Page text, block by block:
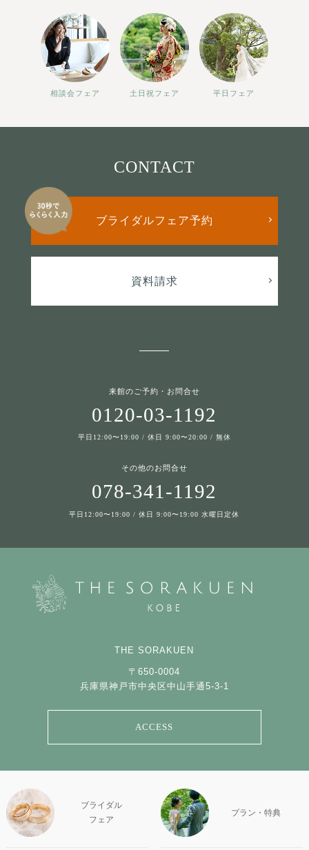
相談会フェア 土日祝フェア 平日フェア
CONTACT
ブライダルフェア予約
資料請求
来館のご予約・お問合せ
0120-03-1192
平日12:00〜19:00 / 休日 9:00〜20:00 / 無休
その他のお問合せ
078-341-1192
平日12:00〜19:00 / 休日 9:00〜19:00 水曜日定休
THE SORAKUEN
〒650-0004
兵庫県神戸市中央区中山手通5-3-1
ACCESS
ブライダル
フェア
プラン・特典